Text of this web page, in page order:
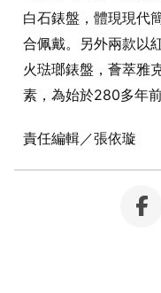
白石錶盤，體現現代
合佩戴。另外兩款以
火琺瑯錶盤，薈萃雅
素，為始於280多年
責任編輯／張依璇